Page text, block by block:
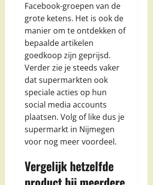
Facebook-groepen van de
grote ketens. Het is ook de
manier om te ontdekken of
bepaalde artikelen
goedkoop zijn geprijsd.
Verder zie je steeds vaker
dat supermarkten ook
speciale acties op hun
social media accounts
plaatsen. Volg of like dus je
supermarkt in Nijmegen
voor nog meer voordeel.
Vergelijk hetzelfde